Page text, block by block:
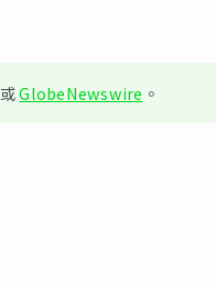
或GlobeNewswire 。